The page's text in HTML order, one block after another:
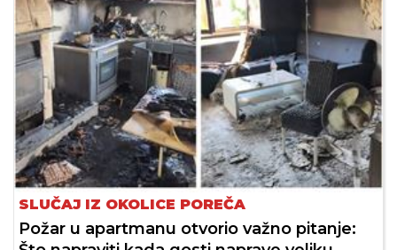
SLUČAJ IZ OKOLICE POREČA
Požar u apartmanu otvorio važno pitanje: